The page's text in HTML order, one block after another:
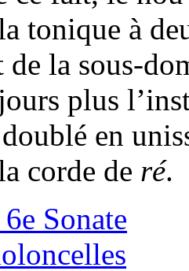
tonique à
de la sous-
plus
en
corde de ré.